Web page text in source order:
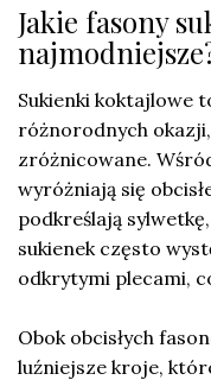
Jakie fasony
Sukienki koktajlowe
różnorodnych
zróżnicowane.
wyróżniają się
podkreślają
sukienek często
odkrytymi plecami,
Obok obcisłych
luźniejsze kroje,